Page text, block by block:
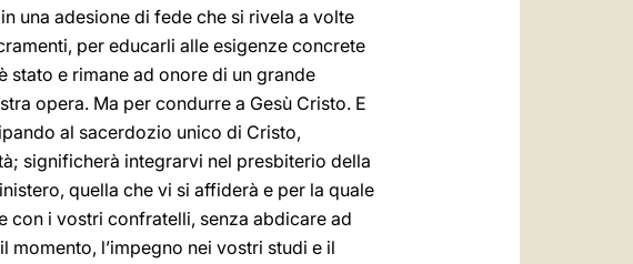
una adesione di fede che si rivela a volte
per educarli alle esigenze concrete
e rimane ad onore di un grande
opera. Ma per condurre a Gesù Cristo. E
al sacerdozio unico di Cristo,
significherà integrarvi nel presbiterio della
quella che vi si affiderà e per la quale
i vostri confratelli, senza abdicare ad
l’impegno nei vostri studi e il